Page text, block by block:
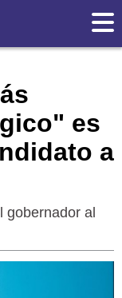
es
a
gobernador al